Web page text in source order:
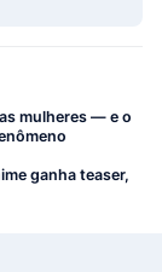
mulheres — e o
ganha teaser,